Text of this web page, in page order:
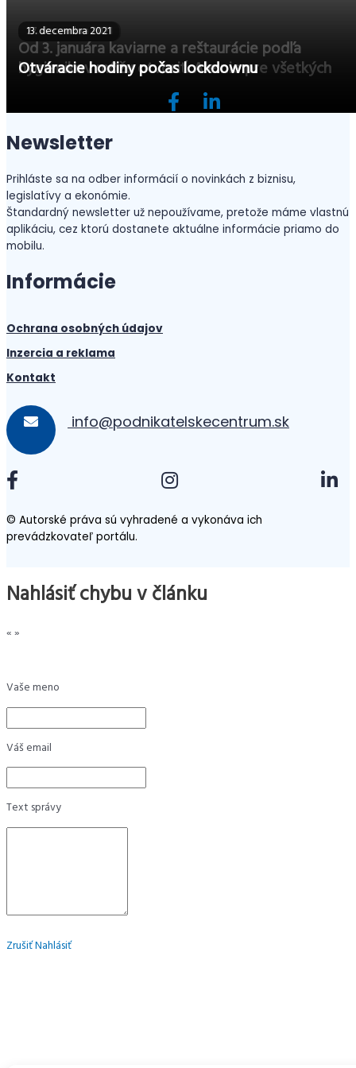
27. decembra 2021
Od 3. januára kaviarne a reštaurácie podľa
hygienikov môžu otvoriť. Ale nie pre všetkých
13. decembra 2021
Otváracie hodiny počas lockdownu
Newsletter
Prihláste sa na odber informácií o novinkách z biznisu,
legislatívy a ekonómie.
Štandardný newsletter už nepoužívame, pretože máme vlastnú
aplikáciu, cez ktorú dostanete aktuálne informácie priamo do
mobilu.
Informácie
Ochrana osobných údajov
Inzercia a reklama
Kontakt
info@podnikatelskecentrum.sk
© Autorské práva sú vyhradené a vykonáva ich
prevádzkovateľ portálu.
Nahlásiť chybu v článku
«»
Vaše meno
Váš email
Text správy
ZrušiťNahlásiť